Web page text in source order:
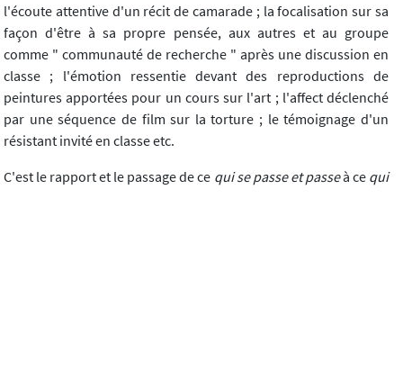
l'écoute attentive d'un récit de camarade ; la focalisation sur sa
façon d'être à sa propre pensée, aux autres et au groupe
comme " communauté de recherche " après une discussion en
classe ; l'émotion ressentie devant des reproductions de
peintures apportées pour un cours sur l'art ; l'affect déclenché
par une séquence de film sur la torture ; le témoignage d'un
résistant invité en classe etc.
C'est le rapport et le passage de ce qui se passe et passeà ce qui